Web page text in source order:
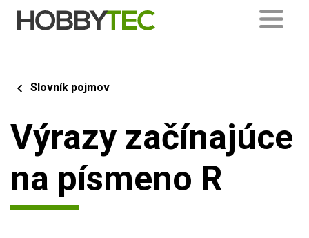
Slovník pojmov
Výrazy začínajúce
na písmeno R